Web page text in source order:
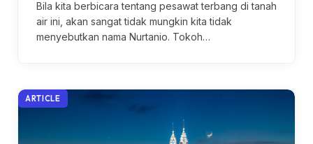
Bila kita berbicara tentang pesawat terbang di tanah
air ini, akan sangat tidak mungkin kita tidak
menyebutkan nama Nurtanio. Tokoh…
ARTICLE